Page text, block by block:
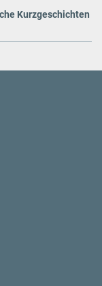
Kurzgeschichten